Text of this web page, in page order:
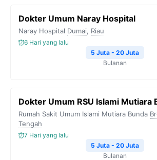
Dokter Umum Naray Hospital
Naray Hospital Dumai, Riau
6 Hari yang lalu
5 Juta - 20 Juta
Bulanan
Dokter Umum RSU Islami Mutiara
Rumah Sakit Umum Islami Mutiara Bunda
Tengah
7 Hari yang lalu
5 Juta - 20 Juta
Bulanan